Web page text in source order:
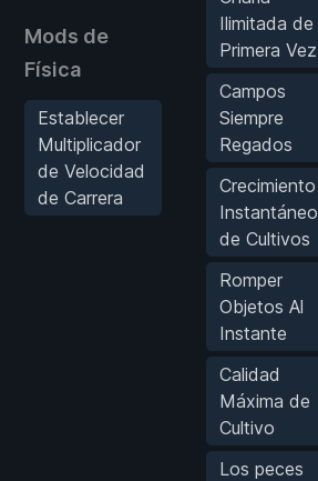
Mods de
Física
Establecer
Multiplicador
de Velocidad
de Carrera
Ilimitada de
Primera Vez
Campos
Siempre
Regados
Crecimiento
Instantáneo
de Cultivos
Romper
Objetos Al
Instante
Calidad
Máxima de
Cultivo
Los peces